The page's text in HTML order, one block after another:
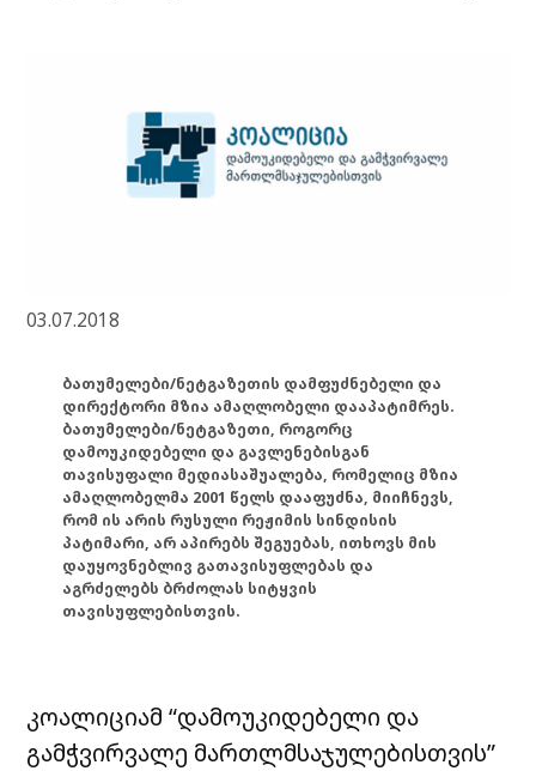
03.07.2018
ბათუმელები/ნეტგაზეთის დამფუძნებელი და
დირექტორი მზია ამაღლობელი დააპატიმრეს.
ბათუმელები/ნეტგაზეთი, როგორც
დამოუკიდებელი და გავლენებისგან
თავისუფალი მედიასაშუალება, რომელიც მზია
ამაღლობელმა 2001 წელს დააფუძნა, მიიჩნევს,
რომ ის არის რუსული რეჟიმის სინდისის
პატიმარი, არ აპირებს შეგუებას, ითხოვს მის
დაუყოვნებლივ გათავისუფლებას და
აგრძელებს ბრძოლას სიტყვის
თავისუფლებისთვის.
კოალიციამ “დამოუკიდებელი და
გამჭვირვალე მართლმსაჯულებისთვის”